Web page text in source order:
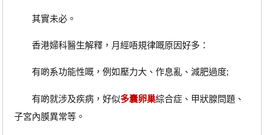
其實未必。
香港婦科醫生解釋，月經唔規律嘅原因好多：
有啲系功能性嘅，例如壓力大、作息亂、減肥過度;
有啲就涉及疾病，好似多囊卵巢綜合症、甲狀腺問題、
子宮內膜異常等。